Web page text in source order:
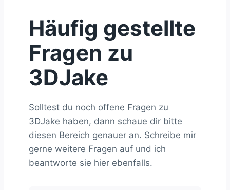
Häufig gestellte
Fragen zu
3DJake
Solltest du noch offene Fragen zu
3DJake haben, dann schaue dir bitte
diesen Bereich genauer an. Schreibe mir
gerne weitere Fragen auf und ich
beantworte sie hier ebenfalls.